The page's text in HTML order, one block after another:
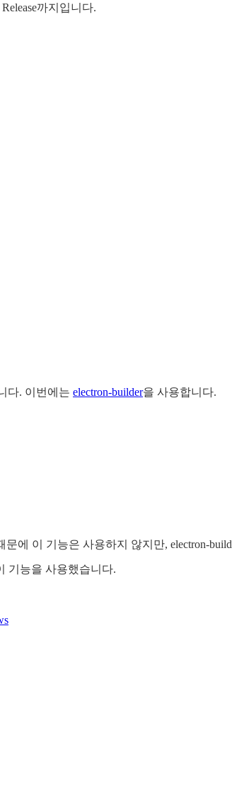
까지입니다.
다. 이번에는 electron-builder을 사용합니다.
에 이 기능은 사용하지 않지만, electron-
기능을 사용했습니다.